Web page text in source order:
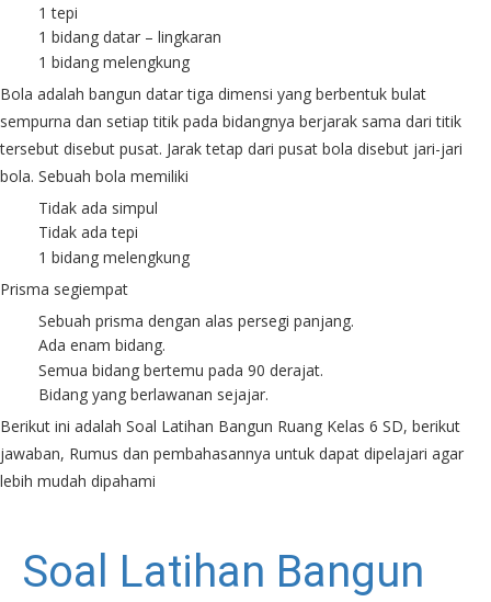
1 tepi
1 bidang datar – lingkaran
1 bidang melengkung
Bola adalah bangun datar tiga dimensi yang berbentuk bulat
sempurna dan setiap titik pada bidangnya berjarak sama dari titik
tersebut disebut pusat. Jarak tetap dari pusat bola disebut jari-jari
bola. Sebuah bola memiliki
Tidak ada simpul
Tidak ada tepi
1 bidang melengkung
Prisma segiempat
Sebuah prisma dengan alas persegi panjang.
Ada enam bidang.
Semua bidang bertemu pada 90 derajat.
Bidang yang berlawanan sejajar.
Berikut ini adalah Soal Latihan Bangun Ruang Kelas 6 SD, berikut
jawaban, Rumus dan pembahasannya untuk dapat dipelajari agar
lebih mudah dipahami
Soal Latihan Bangun